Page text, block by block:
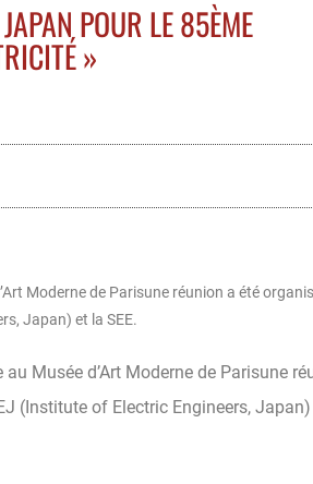
POUR LE 85ÈME
»
Moderne de Parisune réunion a été
Japan) et la SEE.
Musée d’Art Moderne de Parisune
(Institute of Electric Engineers,